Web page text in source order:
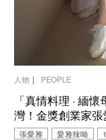
人物 ｜ PEOPLE
「真情料理 ‧ 緬
灣！金獎創業家
張愛雅 愛雅辣呦